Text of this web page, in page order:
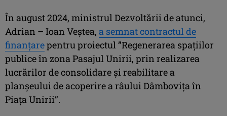
În august 2024, ministrul Dezvoltării de atunci,
Adrian – Ioan Veștea, a semnat contractul de
finanțarepentru proiectul ”Regenerarea spațiilor
publice în zona Pasajul Unirii, prin realizarea
lucrărilor de consolidare și reabilitare a
planșeului de acoperire a râului Dâmbovița în
Piața Unirii”.